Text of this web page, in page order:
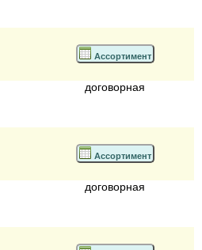
Ассортимент
договорная
Ассортимент
договорная